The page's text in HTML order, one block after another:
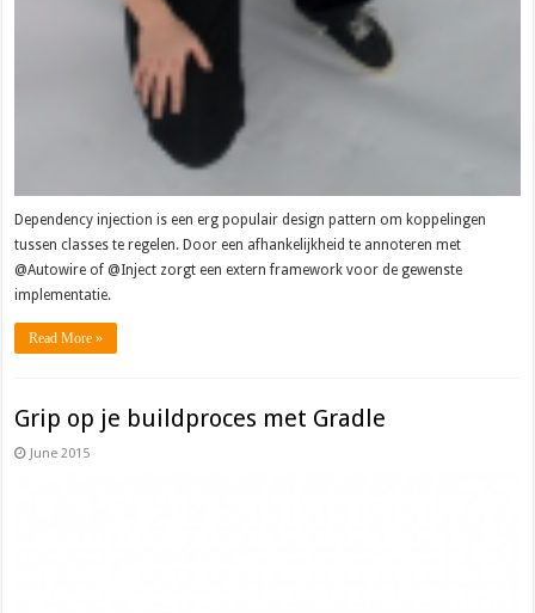
Dependency injection is een erg populair design pattern om koppelingen
tussen classes te regelen. Door een afhankelijkheid te annoteren met
@Autowire of @Inject zorgt een extern framework voor de gewenste
implementatie.
Read More »
Grip op je buildproces met Gradle
June 2015